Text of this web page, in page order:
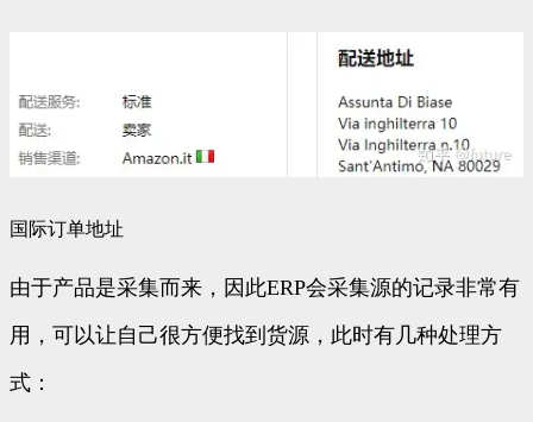
国际订单地址
由于产品是采集而来，因此ERP会采集源的记录非常有
用，可以让自己很方便找到货源，此时有几种处理方
式：